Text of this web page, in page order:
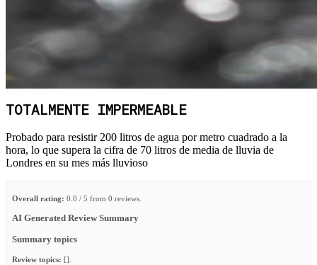
TOTALMENTE IMPERMEABLE
Probado para resistir 200 litros de agua por metro cuadrado a la
hora, lo que supera la cifra de 70 litros de media de lluvia de
Londres en su mes más lluvioso
Overall rating: 0.0 / 5 from 0 reviews.
AI Generated Review Summary
Summary topics
Review topics: [].